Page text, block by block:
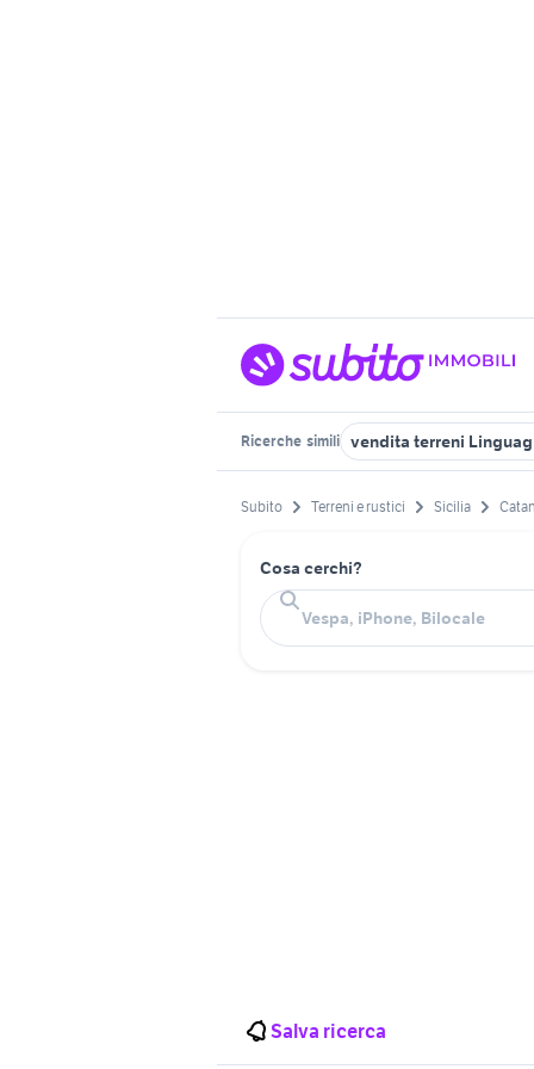
Ricerche simili vendita terreni
Subito Terreni e rustici Sicilia
Cosa cerchi?
Salva ricerca